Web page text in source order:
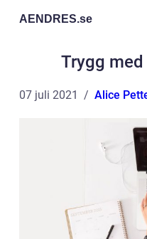
AENDRES.se
Trygg
07 juli 2021 Alice